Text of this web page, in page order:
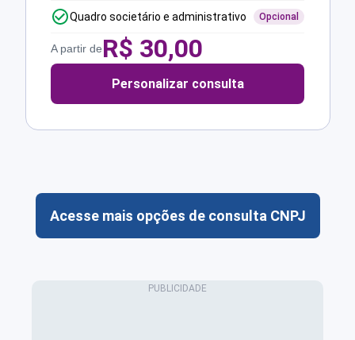
Quadro societário e administrativo Opcional
A partir deR$ 30,00
Personalizar consulta
Acesse mais opções de consulta CNPJ